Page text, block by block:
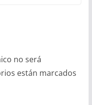
no será
están marcados